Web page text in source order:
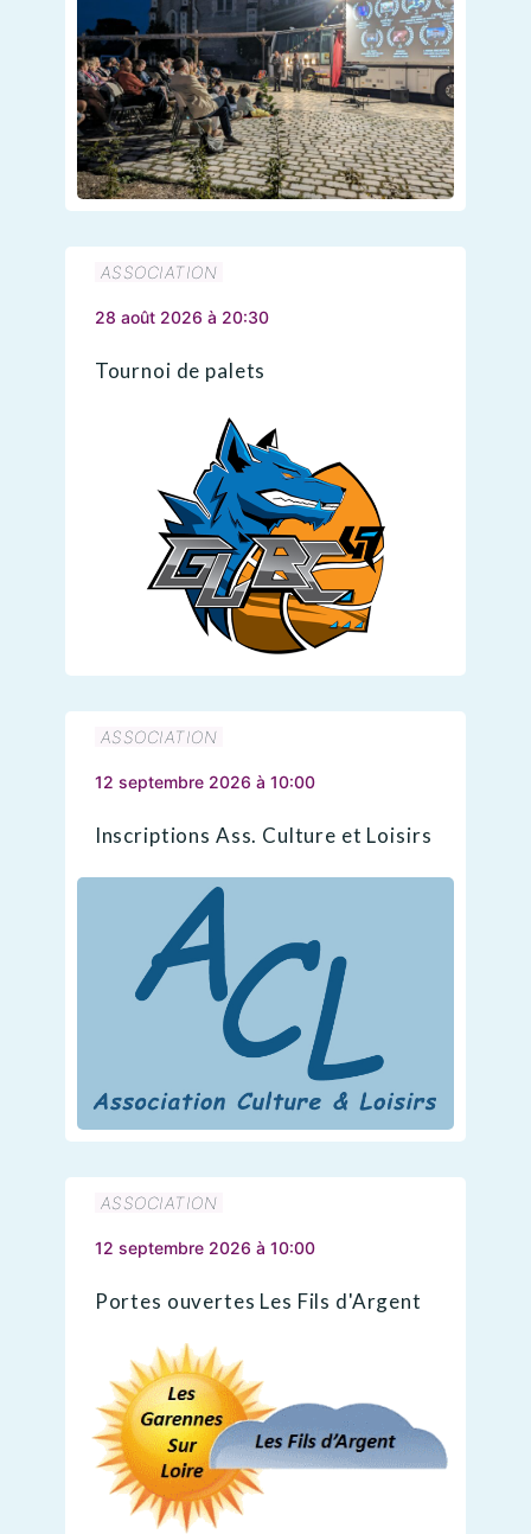
ASSOCIATION
28 août 2026 à 20:30
Tournoi de palets
ASSOCIATION
12 septembre 2026 à 10:00
Inscriptions Ass. Culture et Loisirs
ASSOCIATION
12 septembre 2026 à 10:00
Portes ouvertes Les Fils d'Argent